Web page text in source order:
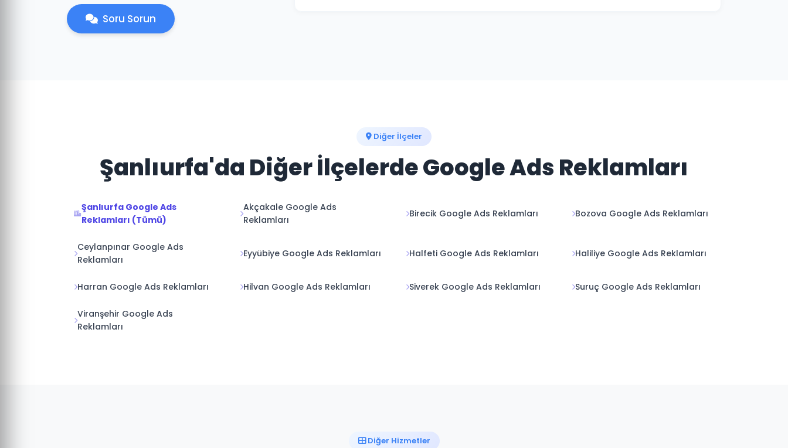
Soru Sorun
Diğer İlçeler
Şanlıurfa'da Diğer İlçelerde Google Ads Reklamları
Şanlıurfa Google Ads
Reklamları (Tümü)
Akçakale Google Ads
Reklamları
Birecik Google Ads Reklamları Bozova Google Ads Reklamları
Ceylanpınar Google Ads
Reklamları
Eyyübiye Google Ads Reklamları Halfeti Google Ads Reklamları Haliliye Google Ads Reklamları
Harran Google Ads Reklamları Hilvan Google Ads Reklamları Siverek Google Ads Reklamları Suruç Google Ads Reklamları
Viranşehir Google Ads
Reklamları
Diğer Hizmetler